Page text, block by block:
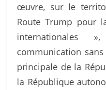
œuvre, sur le
Route Trump pour
internationales
communication
principale de la
la République